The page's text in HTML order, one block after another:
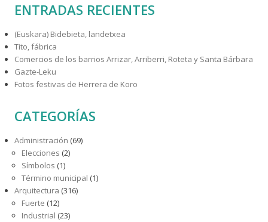
ENTRADAS RECIENTES
(Euskara) Bidebieta, landetxea
Tito, fábrica
Comercios de los barrios Arrizar, Arriberri, Roteta y Santa Bárbara
Gazte-Leku
Fotos festivas de Herrera de Koro
CATEGORÍAS
Administración (69)
Elecciones (2)
Símbolos (1)
Término municipal (1)
Arquitectura (316)
Fuerte (12)
Industrial (23)